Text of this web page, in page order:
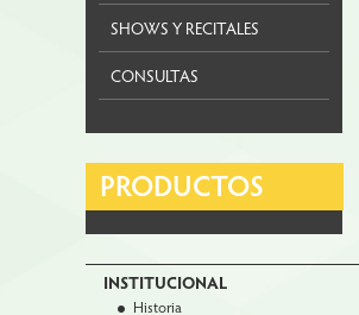
SHOWS Y RECITALES
CONSULTAS
PRODUCTOS
INSTITUCIONAL
Historia